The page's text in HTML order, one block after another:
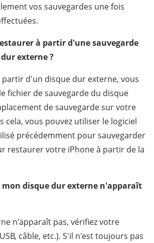
vos sauvegardes une fois
à partir d'une sauvegarde
externe ?
d'un disque dur externe, vous
fichier de sauvegarde du disque
de sauvegarde sur votre
cela, vous pouvez utiliser le logiciel
précédemment pour sauvegarder
restaurer votre iPhone à partir de la
mon disque dur externe n'apparaît
n'apparaît pas, vérifiez votre
câble, etc.). S'il n'est toujours pas